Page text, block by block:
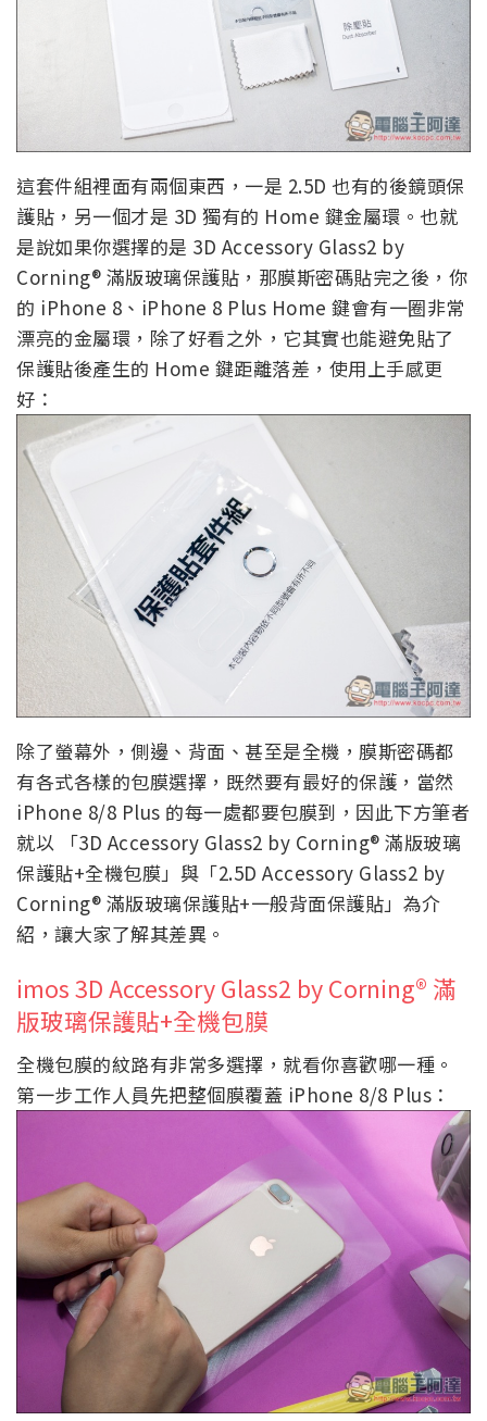
這套件組裡面有兩個東西，一是 2.5D 也有的後鏡頭保
護貼，另一個才是 3D 獨有的 Home 鍵金屬環。也就
是說如果你選擇的是 3D Accessory Glass2 by
Corning® 滿版玻璃保護貼，那膜斯密碼貼完之後，你
的 iPhone 8、iPhone 8 Plus Home 鍵會有一圈非常
漂亮的金屬環，除了好看之外，它其實也能避免貼了
保護貼後產生的 Home 鍵距離落差，使用上手感更
好：
除了螢幕外，側邊、背面、甚至是全機，膜斯密碼都
有各式各樣的包膜選擇，既然要有最好的保護，當然
iPhone 8/8 Plus 的每一處都要包膜到，因此下方筆者
就以 「3D Accessory Glass2 by Corning® 滿版玻璃
保護貼+全機包膜」與「2.5D Accessory Glass2 by
Corning® 滿版玻璃保護貼+一般背面保護貼」為介
紹，讓大家了解其差異。
imos 3D Accessory Glass2 by Corning® 滿
版玻璃保護貼+全機包膜
全機包膜的紋路有非常多選擇，就看你喜歡哪一種。
第一步工作人員先把整個膜覆蓋 iPhone 8/8 Plus：